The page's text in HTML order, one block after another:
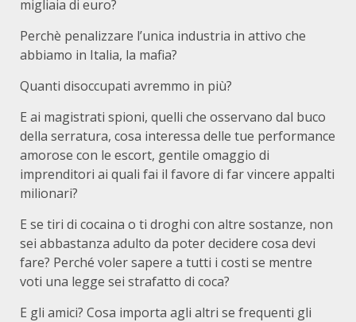
migliaia di euro?
Perchè penalizzare l’unica industria in attivo che
abbiamo in Italia, la mafia?
Quanti disoccupati avremmo in più?
E ai magistrati spioni, quelli che osservano dal buco
della serratura, cosa interessa delle tue performance
amorose con le escort, gentile omaggio di
imprenditori ai quali fai il favore di far vincere appalti
milionari?
E se tiri di cocaina o ti droghi con altre sostanze, non
sei abbastanza adulto da poter decidere cosa devi
fare? Perché voler sapere a tutti i costi se mentre
voti una legge sei strafatto di coca?
E gli amici? Cosa importa agli altri se frequenti gli